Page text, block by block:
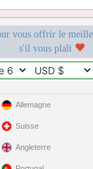
vous offrir le
s'il vous plaît
Allemagne
Suisse
Angleterre